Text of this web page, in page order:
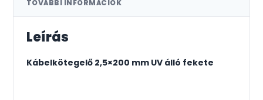
TOVÁBBI INFORMÁCIÓK
Leírás
Kábelkötegelő 2,5×200 mm UV álló fekete